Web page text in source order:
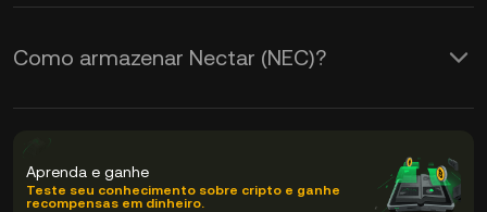
Como armazenar Nectar (NEC)?
Aprenda e ganhe
Teste seu conhecimento sobre cripto e ganhe
recompensas em dinheiro.